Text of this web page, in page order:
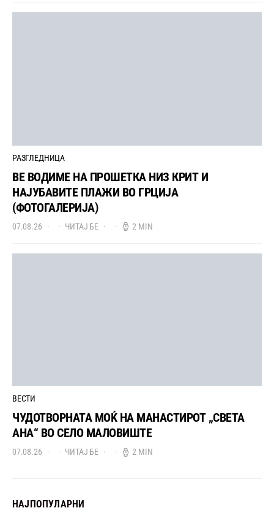
РАЗГЛЕДНИЦА
ВЕ ВОДИМЕ НА ПРОШЕТКА НИЗ КРИТ И
НАЈУБАВИТЕ ПЛАЖИ ВО ГРЦИЈА
(ФОТОГАЛЕРИЈА)
07.08.26 ЧИТАЈ БЕ 2 MIN
ВЕСТИ
ЧУДОТВОРНАТА МОЌ НА МАНАСТИРОТ „СВЕТА
АНА“ ВО СЕЛО МАЛОВИШТЕ
07.08.26 ЧИТАЈ БЕ 2 MIN
НАЈПОПУЛАРНИ